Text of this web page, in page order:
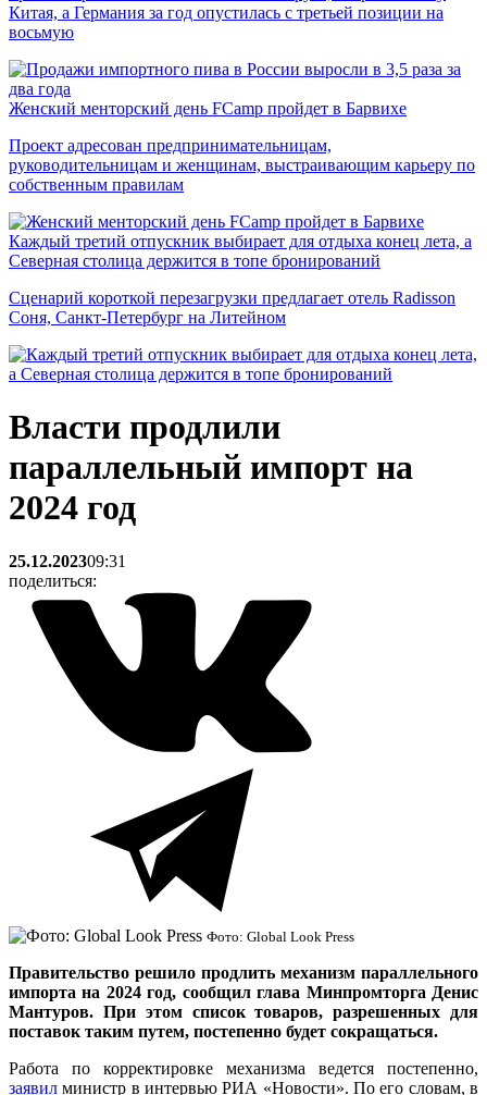
Китая, а Германия за год опустилась с третьей позиции на
восьмую
Женский менторский день FCamp пройдет в Барвихе
Проект адресован предпринимательницам,
руководительницам и женщинам, выстраивающим карьеру по
собственным правилам
Каждый третий отпускник выбирает для отдыха конец лета, а
Северная столица держится в топе бронирований
Сценарий короткой перезагрузки предлагает отель Radisson
Соня, Санкт-Петербург на Литейном
Власти продлили
параллельный импорт на
2024 год
25.12.202309:31
поделиться:
Фото: Global Look Press
Правительство решило продлить механизм параллельного
импорта на 2024 год, сообщил глава Минпромторга Денис
Мантуров. При этом список товаров, разрешенных для
поставок таким путем, постепенно будет сокращаться.
Работа по корректировке механизма ведется постепенно,
заявил министр в интервью РИА «Новости». По его словам, в